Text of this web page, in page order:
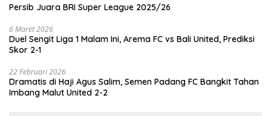
Persib Juara BRI Super League 2025/26
6 Maret 2026
Duel Sengit Liga 1 Malam Ini, Arema FC vs Bali United, Prediksi
Skor 2-1
22 Februari 2026
Dramatis di Haji Agus Salim, Semen Padang FC Bangkit Tahan
Imbang Malut United 2-2